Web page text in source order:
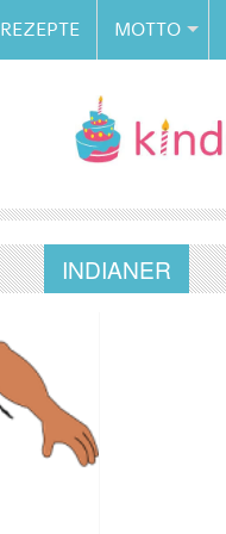
REZEPTE MOTTO
INDIANER